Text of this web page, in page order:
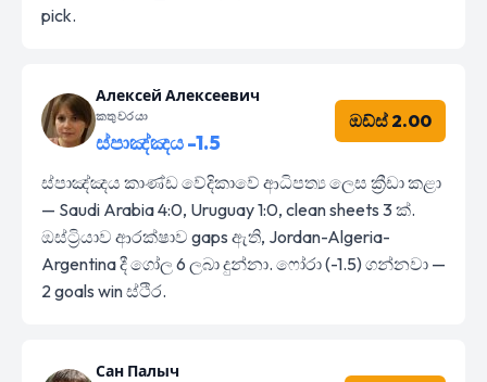
pick.
Алексей Алексеевич
කතුවරයා
ස්පාඤ්ඤය -1.5
ඔඩ්ස් 2.00
ස්පාඤ්ඤය කාණ්ඩ වේදිකාවේ ආධිපත්‍ය ලෙස ක්‍රීඩා කළා
— Saudi Arabia 4:0, Uruguay 1:0, clean sheets 3 ක්.
ඔස්ට්‍රියාව ආරක්ෂාව gaps ඇති, Jordan-Algeria-
Argentina දී ගෝල 6 ලබා දුන්නා. ෆෝරා (-1.5) ගන්නවා —
2 goals win ස්ථිර.
Сан Палыч